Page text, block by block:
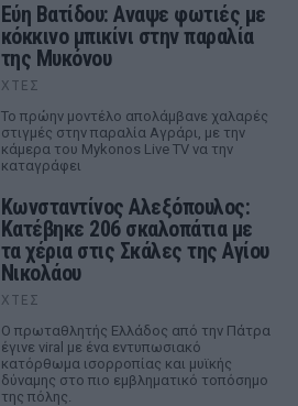
Εύη Βατίδου: Αναψε φωτιές με
κόκκινο μπικίνι στην παραλία
της Μυκόνου
ΧΤΕΣ
Το πρώην μοντέλο απολάμβανε χαλαρές
στιγμές στην παραλία Αγράρι, με την
κάμερα του Mykonos Live TV να την
καταγράφει
Κωνσταντίνος Αλεξόπουλος:
Κατέβηκε 206 σκαλοπάτια με
τα χέρια στις Σκάλες της Αγίου
Νικολάου
ΧΤΕΣ
Ο πρωταθλητής Ελλάδος από την Πάτρα
έγινε viral με ένα εντυπωσιακό
κατόρθωμα ισορροπίας και μυϊκής
δύναμης στο πιο εμβληματικό τοπόσημο
της πόλης.